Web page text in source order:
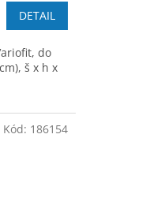
A
DETAIL
do
š x h x
Kód: 186154